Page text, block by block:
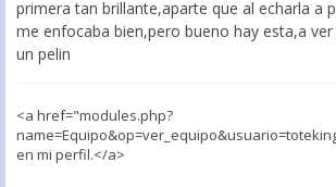
primera tan brillante,aparte que al echarla a
me enfocaba bien,pero bueno hay esta,a
un pelin
<a href="modules.php?
en mi perfil.</a>